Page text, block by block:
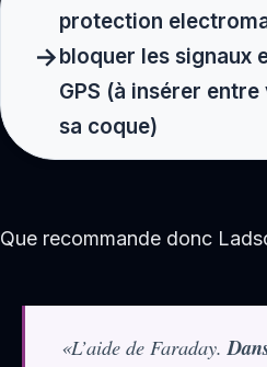
protection
bloquer les signaux
GPS (à insérer
sa coque)
Que recommande donc
«L’aide de Faraday.